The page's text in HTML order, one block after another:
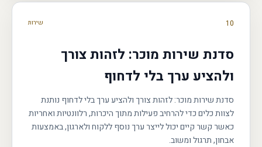
10 שירות
סדנת שירות מוכר: לזהות צורך
ולהציע ערך בלי לדחוף
סדנת שירות מוכר: לזהות צורך ולהציע ערך בלי לדחוף נותנת
לצוות כלים כדי להרחיב פעילות מתוך היכרות, רלוונטיות ואחריות
כאשר קשר קיים יכול לייצר ערך נוסף ללקוח ולארגון, באמצעות
אבחון, תרגול ומשוב.